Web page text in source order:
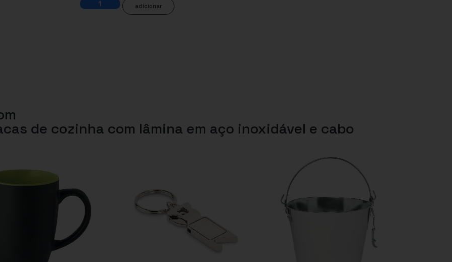
adicionar
de cozinha com lâmina em aço inoxidável e cabo